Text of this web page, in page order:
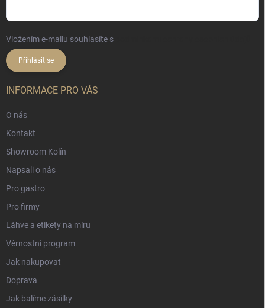
Vložením e-mailu souhlasíte s
Přihlásit se
INFORMACE PRO VÁS
O nás
Kontakt
Showroom Kolín
Napsali o nás
Pro gastro
Pro firmy
Láhve a etikety na míru
Věrnostní program
Jak nakupovat
Doprava
Jak balíme zásilky